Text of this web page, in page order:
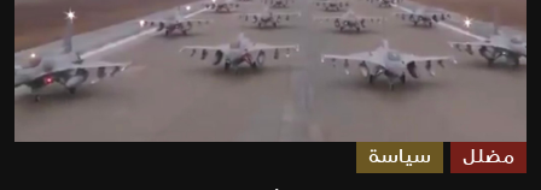
مضلل سياسة